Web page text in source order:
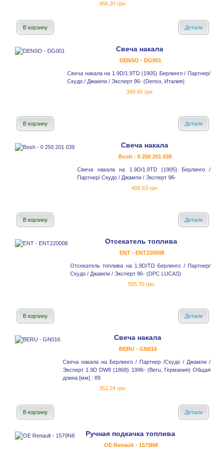
466.20 грн.
В корзину Детали
Свеча накала
DENSO - DG001
Свеча накала на 1.9D/1.9TD (1905) Берлинго / Партнер/
Скудо / Джампи / Эксперт 96- (Denso, Италия)
349.65 грн.
В корзину Детали
Свеча накала
Bosh - 0 250 201 039
Свеча накала на 1.9D/1.9TD (1905) Берлинго /
Партнер/ Скудо / Джампи / Эксперт 96-
406.63 грн.
В корзину Детали
Отсекатель топлива
ENT - ENT220008
Отсекатель топлива на 1.9D/TD Берлинго / Партнер/
Скудо / Джампи / Эксперт 96- (DPC LUCAS)
595.70 грн.
В корзину Детали
Свеча накала
BERU - GN016
Свеча накала на Берлинго / Партнер /Скудо / Джампи /
Эксперт 1.9D DW8 (1868) 1996- (Beru, Германия) Общая
длина [мм] : 89
352.24 грн.
В корзину Детали
Ручная подкачка топлива
OE Renault - 1579N8